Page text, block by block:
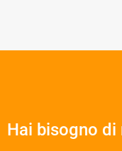
Hai bisogno